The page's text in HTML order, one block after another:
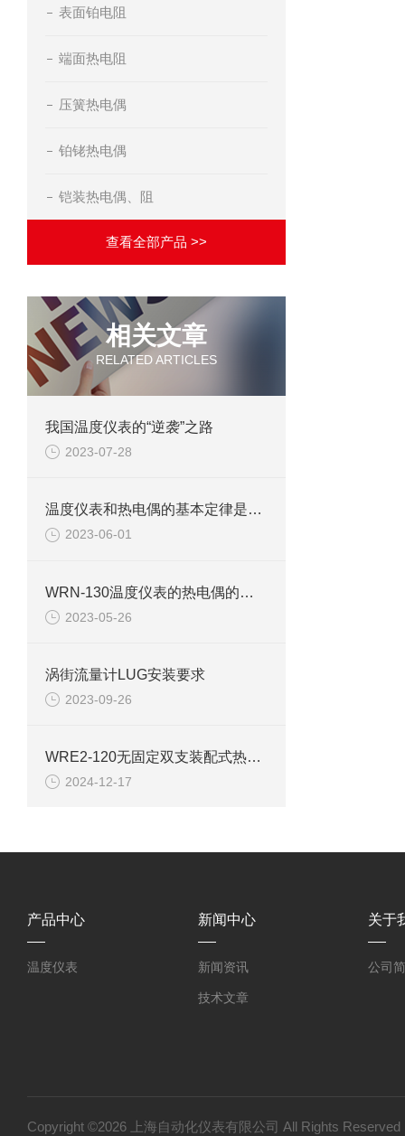
表面铂电阻
端面热电阻
压簧热电偶
铂铑热电偶
铠装热电偶、阻
查看全部产品 >>
相关文章
RELATED ARTICLES
我国温度仪表的“逆袭”之路
2023-07-28
温度仪表和热电偶的基本定律是什么1均质导体定律
2023-06-01
WRN-130温度仪表的热电偶的含义
2023-05-26
涡街流量计LUG安装要求
2023-09-26
WRE2-120无固定双支装配式热电偶
2024-12-17
产品中心
温度仪表
新闻中心
新闻资讯
技术文章
关于
公司
Copyright ©2026 上海自动化仪表有限公司 All Rights